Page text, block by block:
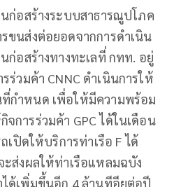
นก่อสร้างระบบสาธารณูปโภค
ขนส่งต่อยอดจากการดำเนิน
ก่อสร้างทางทะเลที่ กทท. อยู่
ร่วมค้า CNNC ดำเนินการให้
ที่กำหนด เพื่อให้มีความพร้อม
การร่วมค้า GPC ได้ในเดือน
เปิดให้บริการท่าเรือ F ได้
ส่งผลให้ท่าเรือแหลมฉบัง
ด้เพิ่มขึ้นอีก 4 ล้านทีอียูต่อปี